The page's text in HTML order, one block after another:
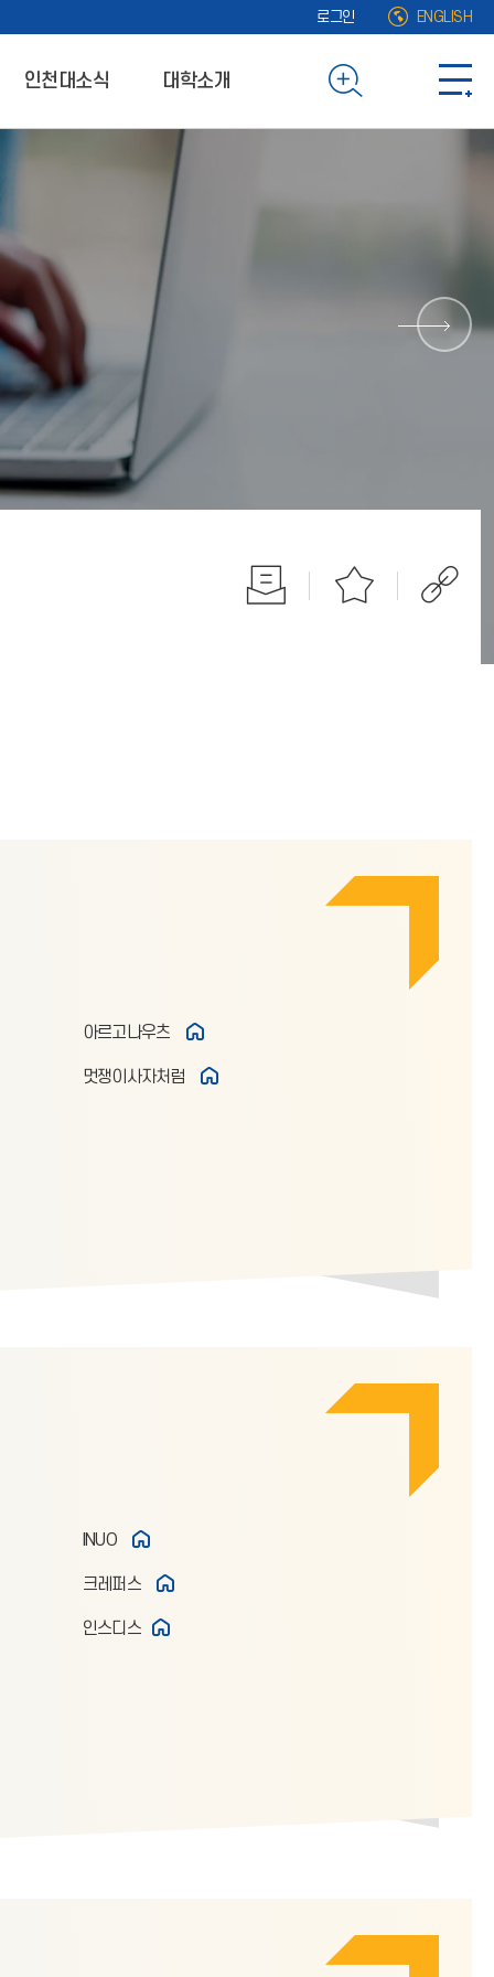
로그인 ENGLISH
인천대소식 대학소개
아르고나우츠
멋쟁이사자처럼
INUO
크레퍼스
인스디스